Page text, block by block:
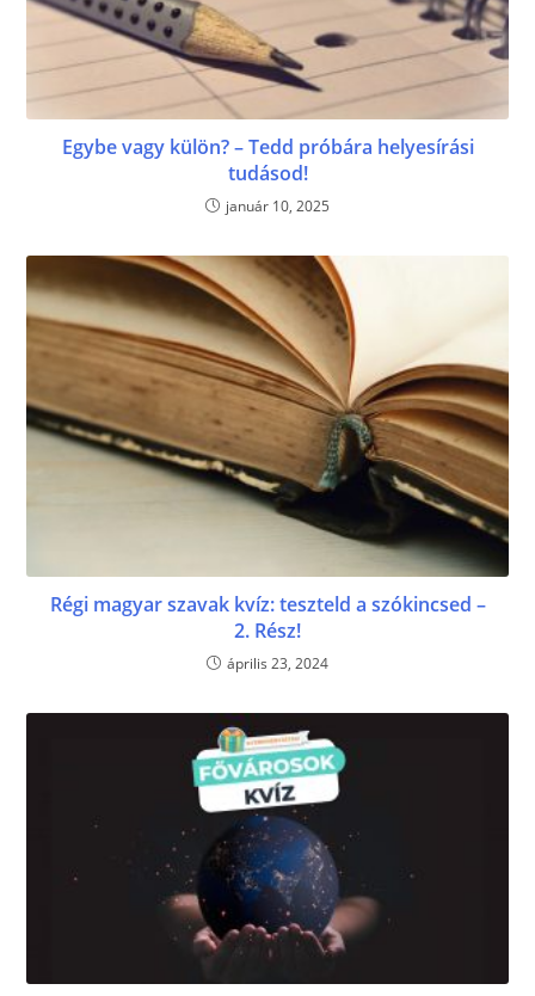
Egybe vagy külön? – Tedd próbára helyesírási
tudásod!
január 10, 2025
Régi magyar szavak kvíz: teszteld a szókincsed –
2. Rész!
április 23, 2024